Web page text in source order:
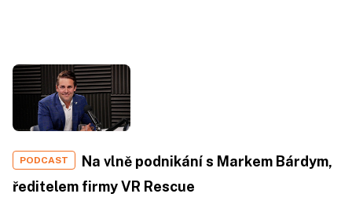
PODCAST
Na vlně podnikání s Markem Bárdym,
ředitelem firmy VR Rescue